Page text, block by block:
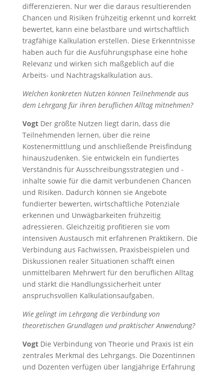
differenzieren. Nur wer die daraus resultierenden
Chancen und Risiken frühzeitig erkennt und korrekt
bewertet, kann eine belastbare und wirtschaftlich
tragfähige Kalkulation erstellen. Diese Erkenntnisse
haben auch für die Ausführungsphase eine hohe
Relevanz und wirken sich maßgeblich auf die
Arbeits- und Nachtragskalkulation aus.
Welchen konkreten Nutzen können Teilnehmende aus
dem Lehrgang für ihren beruflichen Alltag mitnehmen?
VogtDer größte Nutzen liegt darin, dass die
Teilnehmenden lernen, über die reine
Kostenermittlung und anschließende Preisfindung
hinauszudenken. Sie entwickeln ein fundiertes
Verständnis für Ausschreibungsstrategien und -
inhalte sowie für die damit verbundenen Chancen
und Risiken. Dadurch können sie Angebote
fundierter bewerten, wirtschaftliche Potenziale
erkennen und Unwägbarkeiten frühzeitig
adressieren. Gleichzeitig profitieren sie vom
intensiven Austausch mit erfahrenen Praktikern. Die
Verbindung aus Fachwissen, Praxisbeispielen und
Diskussionen realer Situationen schafft einen
unmittelbaren Mehrwert für den beruflichen Alltag
und stärkt die Handlungssicherheit unter
anspruchsvollen Kalkulationsaufgaben.
Wie gelingt im Lehrgang die Verbindung von
theoretischen Grundlagen und praktischer Anwendung?
VogtDie Verbindung von Theorie und Praxis ist ein
zentrales Merkmal des Lehrgangs. Die Dozentinnen
und Dozenten verfügen über langjährige Erfahrung